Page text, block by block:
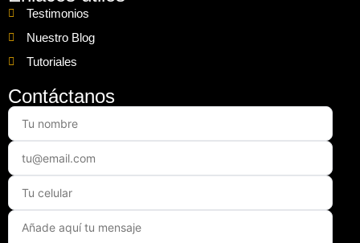
Testimonios
Nuestro Blog
Tutoriales
Contáctanos